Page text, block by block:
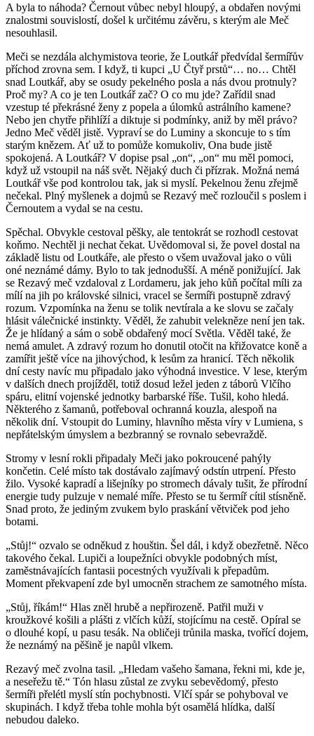
A byla to náhoda? Černout vůbec nebyl hloupý, a obdařen novými
znalostmi souvislostí, došel k určitému závěru, s kterým ale Meč
nesouhlasil.
Meči se nezdála alchymistova teorie, že Loutkář předvídal šermířův
příchod zrovna sem. I když, ti kupci „U Čtyř prstů“… no… Chtěl
snad Loutkář, aby se osudy pekelného posla a nás dvou protnuly?
Proč my? A co je ten Loutkář zač? O co mu jde? Zařídil snad
vzestup té překrásné ženy z popela a úlomků astrálního kamene?
Nebo jen chytře přihlíží a diktuje si podmínky, aniž by měl právo?
Jedno Meč věděl jistě. Vypraví se do Luminy a skoncuje to s tím
starým knězem. Ať už to pomůže komukoliv, Ona bude jistě
spokojená. A Loutkář? V dopise psal „on“, „on“ mu měl pomoci,
když už vstoupil na náš svět. Nějaký duch či přízrak. Možná nemá
Loutkář vše pod kontrolou tak, jak si myslí. Pekelnou ženu zřejmě
nečekal. Plný myšlenek a dojmů se Rezavý meč rozloučil s poslem i
Černoutem a vydal se na cestu.
Spěchal. Obvykle cestoval pěšky, ale tentokrát se rozhodl cestovat
koňmo. Nechtěl ji nechat čekat. Uvědomoval si, že povel dostal na
základě listu od Loutkáře, ale přesto o všem uvažoval jako o vůli
oné neznámé dámy. Bylo to tak jednodušší. A méně ponižující. Jak
se Rezavý meč vzdaloval z Lordameru, jak jeho kůň počítal míli za
mílí na jih po královské silnici, vracel se šermíři postupně zdravý
rozum. Vzpomínka na ženu se tolik nevtírala a ke slovu se začaly
hlásit válečnické instinkty. Věděl, že zahubit velekněze není jen tak.
Že je hlídaný a sám o sobě obdařený mocí Světla. Věděl také, že
nemá amulet. A zdravý rozum ho donutil otočit na křižovatce koně a
zamířit ještě více na jihovýchod, k lesům za hranicí. Těch několik
dní cesty navíc mu připadalo jako výhodná investice. V lese, kterým
v dalších dnech projížděl, totiž dosud ležel jeden z táborů Vlčího
spáru, elitní vojenské jednotky barbarské říše. Tušil, koho hledá.
Některého z šamanů, potřeboval ochranná kouzla, alespoň na
několik dní. Vstoupit do Luminy, hlavního města víry v Lumiena, s
nepřátelským úmyslem a bezbranný se rovnalo sebevraždě.
Stromy v lesní rokli připadaly Meči jako pokroucené pahýly
končetin. Celé místo tak dostávalo zajímavý odstín utrpení. Přesto
žilo. Vysoké kapradí a lišejníky po stromech dávaly tušit, že přírodní
energie tudy pulzuje v nemalé míře. Přesto se tu šermíř cítil stísněně.
Snad proto, že jediným zvukem bylo praskání větviček pod jeho
botami.
„Stůj!“ ozvalo se odněkud z houštin. Šel dál, i když obezřetně. Něco
takového čekal. Lupiči a loupežníci obvykle podobných míst,
zaměstnávajících fantasii pocestných využívali k přepadům.
Moment překvapení zde byl umocněn strachem ze samotného místa.
„Stůj, říkám!“ Hlas zněl hrubě a nepřirozeně. Patřil muži v
kroužkové košili a plášti z vlčích kůží, stojícímu na cestě. Opíral se
o dlouhé kopí, u pasu tesák. Na obličeji trůnila maska, tvořící dojem,
že neznámý na pěšině je napůl vlkem.
Rezavý meč zvolna tasil. „Hledam vašeho šamana, řekni mi, kde je,
a neseřežu tě.“ Tón hlasu zůstal ze zvyku sebevědomý, přesto
šermíři přelétl myslí stín pochybnosti. Vlčí spár se pohyboval ve
skupinách. I když třeba tohle mohla být osamělá hlídka, další
nebudou daleko.